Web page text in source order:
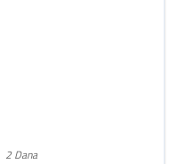
2 Dana